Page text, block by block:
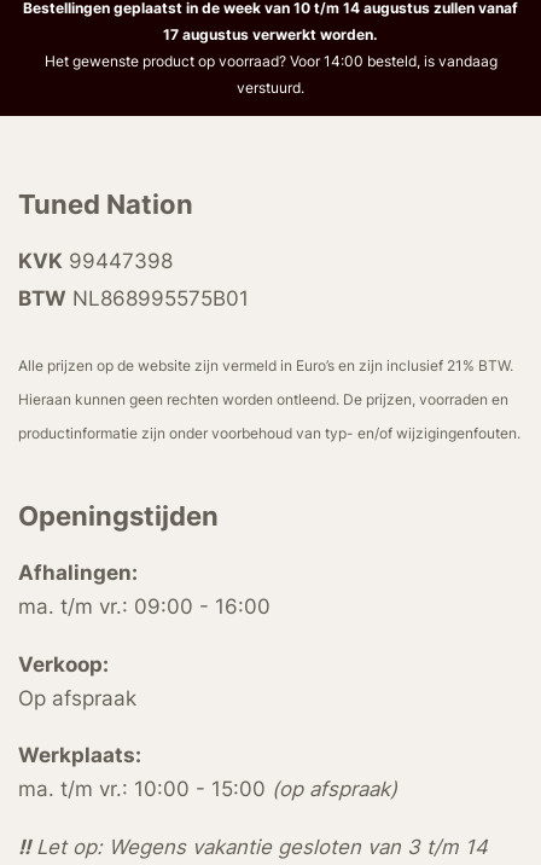
Bestellingen geplaatst in de week van 10 t/m 14 augustus zullen vanaf
17 augustus verwerkt worden.
Het gewenste product op voorraad? Voor 14:00 besteld, is vandaag
verstuurd.
Tuned Nation
KVK 99447398
BTW NL868995575B01
Alle prijzen op de website zijn vermeld in Euro’s en zijn inclusief 21% BTW.
Hieraan kunnen geen rechten worden ontleend. De prijzen, voorraden en
productinformatie zijn onder voorbehoud van typ- en/of wijzigingenfouten.
Openingstijden
Afhalingen:
ma. t/m vr.: 09:00 - 16:00
Verkoop:
Op afspraak
Werkplaats:
ma. t/m vr.: 10:00 - 15:00 (op afspraak)
!!Let op: Wegens vakantie gesloten van 3 t/m 14